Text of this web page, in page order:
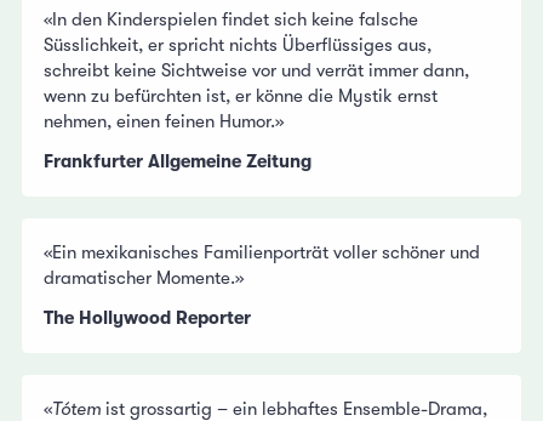
«In den Kinderspielen findet sich keine falsche
Süsslichkeit, er spricht nichts Überflüssiges aus,
schreibt keine Sichtweise vor und verrät immer dann,
wenn zu befürchten ist, er könne die Mystik ernst
nehmen, einen feinen Humor.»
Frankfurter Allgemeine Zeitung
«Ein mexikanisches Familienporträt voller schöner und
dramatischer Momente.»
The Hollywood Reporter
«Tótem ist grossartig – ein lebhaftes Ensemble-Drama,